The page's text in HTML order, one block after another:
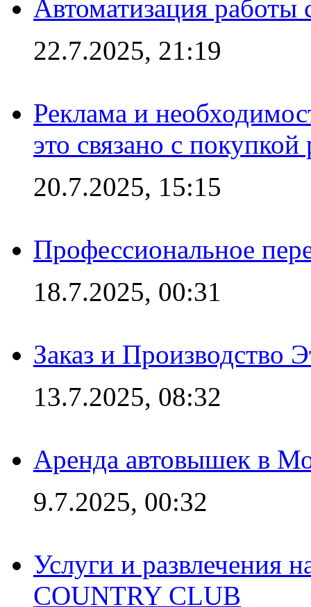
Автоматизация работы
22.7.2025, 21:19
Реклама и
это связано с покупкой
20.7.2025, 15:15
Профессиональное
18.7.2025, 00:31
Заказ и Производство
13.7.2025, 08:32
Аренда автовышек в
9.7.2025, 00:32
Услуги и развлечения
COUNTRY CLUB